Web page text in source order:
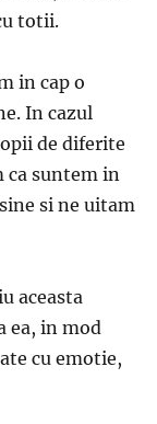
totii.
in cap o
In cazul
de diferite
ca suntem in
si ne uitam
aceasta
ea, in mod
cu emotie,